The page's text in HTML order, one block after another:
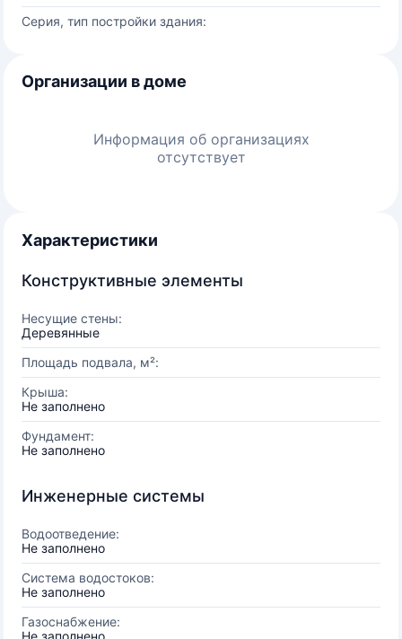
Серия, тип постройки здания:
Организации в доме
Информация об организациях
отсутствует
Характеристики
Конструктивные элементы
Несущие стены:
Деревянные
Площадь подвала, м²:
Крыша:
Не заполнено
Фундамент:
Не заполнено
Инженерные системы
Водоотведение:
Не заполнено
Система водостоков:
Не заполнено
Газоснабжение:
Не заполнено